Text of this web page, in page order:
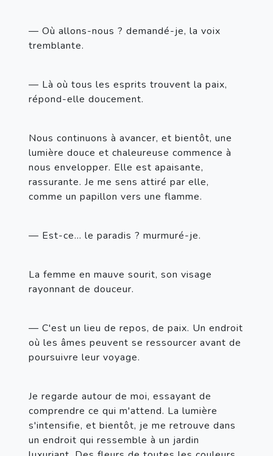
— Où allons-nous ? demandé-je, la voix
tremblante.
— Là où tous les esprits trouvent la paix,
répond-elle doucement.
Nous continuons à avancer, et bientôt, une
lumière douce et chaleureuse commence à
nous envelopper. Elle est apaisante,
rassurante. Je me sens attiré par elle,
comme un papillon vers une flamme.
— Est-ce... le paradis ? murmuré-je.
La femme en mauve sourit, son visage
rayonnant de douceur.
— C'est un lieu de repos, de paix. Un endroit
où les âmes peuvent se ressourcer avant de
poursuivre leur voyage.
Je regarde autour de moi, essayant de
comprendre ce qui m'attend. La lumière
s'intensifie, et bientôt, je me retrouve dans
un endroit qui ressemble à un jardin